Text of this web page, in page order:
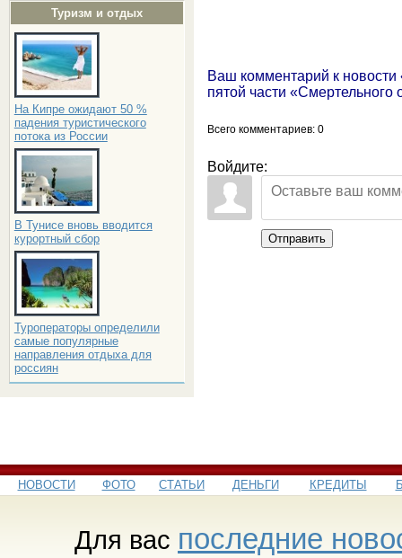
Туризм и отдых
На Кипре ожидают 50 %
падения туристического
потока из России
В Тунисе вновь вводится
курортный сбор
Туроператоры определили
самые популярные
направления отдыха для
россиян
Ваш комментарий к
пятой части «Смертельного
Всего комментариев: 0
Войдите:
Отправить
НОВОСТИ ФОТО СТАТЬИ ДЕНЬГИ КРЕДИТЫ
Для вас последние